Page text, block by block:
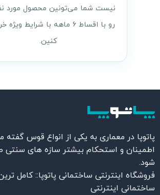
نیست شما می‌تونین محصول مورد
رو با اقساط ۶ ماهه با شرایط
کنین.
پاتوپا در معماری به یکی از انواع قوس
اطمینان و استحکام بیشتر سازه های سنتی
شود.
فروشگاه اینترنتی ساختمانی پاتوپا:: کامل
ساختمانی اینترنتی